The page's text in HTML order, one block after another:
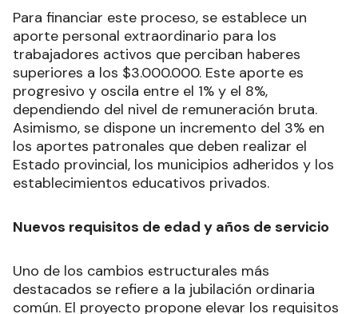
Para financiar este proceso, se establece un
aporte personal extraordinario para los
trabajadores activos que perciban haberes
superiores a los $3.000.000. Este aporte es
progresivo y oscila entre el 1% y el 8%,
dependiendo del nivel de remuneración bruta.
Asimismo, se dispone un incremento del 3% en
los aportes patronales que deben realizar el
Estado provincial, los municipios adheridos y los
establecimientos educativos privados.
Nuevos requisitos de edad y años de servicio
Uno de los cambios estructurales más
destacados se refiere a la jubilación ordinaria
común. El proyecto propone elevar los requisitos